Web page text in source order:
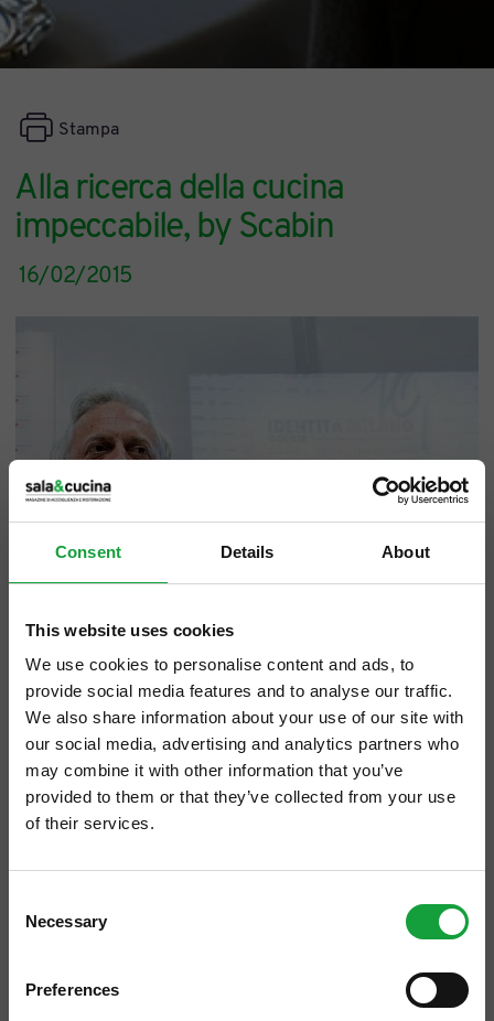
Consent Details About
This website uses cookies
We use cookies to personalise content and ads, to
provide social media features and to analyse our traffic.
We also share information about your use of our site with
our social media, advertising and analytics partners who
may combine it with other information that you’ve
provided to them or that they’ve collected from your use
of their services.
Selection
Necessary
Preferences
Alla ricerca della cucina
impeccabile, by Scabin
Stampa
16/02/2015
in un prodotto, essere
. Si direbbe
per avviare un’industria alimentare. Se a
ISCRIVITI ALLA NEWSLETTER
Resta aggiornato su tutte le ultime novita nel campo